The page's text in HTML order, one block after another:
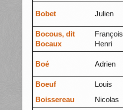
Bobet Julien
Bocous, dit
Bocaux
François
Henri
Boé Adrien
Boeuf
Louis
Boissereau
Nicolas